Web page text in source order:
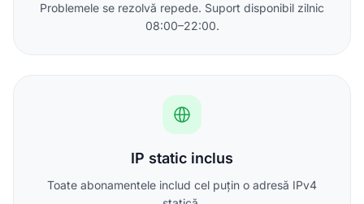
Problemele se rezolvă repede. Suport disponibil zilnic
08:00–22:00.
IP static inclus
Toate abonamentele includ cel puțin o adresă IPv4